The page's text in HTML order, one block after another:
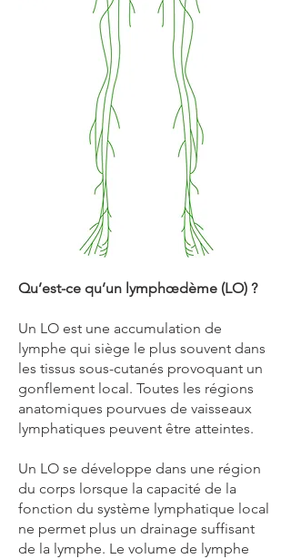
Qu’est-ce qu’un lymphœdème (LO) ?
Un LO est une accumulation de
lymphe qui siège le plus souvent dans
les tissus sous-cutanés provoquant un
gonflement local. Toutes les régions
anatomiques pourvues de vaisseaux
lymphatiques peuvent être atteintes.
Un LO se développe dans une région
du corps lorsque la capacité de la
fonction du système lymphatique local
ne permet plus un drainage suffisant
de la lymphe. Le volume de lymphe